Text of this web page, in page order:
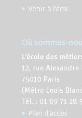
Venir à l’émi
Où sommes-
L’école des
12, rue Alexandre
75010 Paris
(Métro Louis
Tél. : 01 89 71 28
Plan d’accès